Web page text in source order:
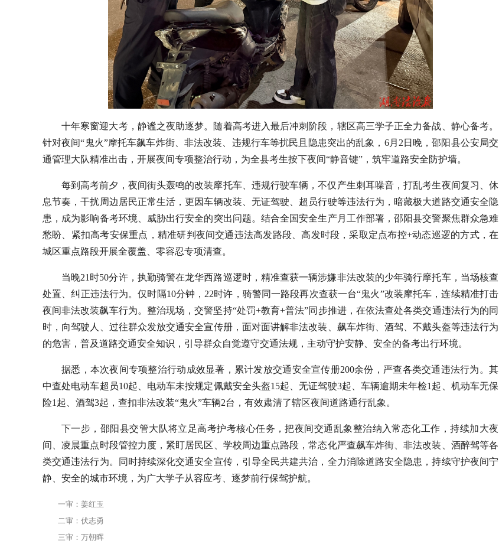
十年寒窗迎大考，静谧之夜助逐梦。随着高考进入最后冲刺阶段，辖区高三学子正全力备战、静心备考。
针对夜间“鬼火”摩托车飙车炸街、非法改装、违规行车等扰民且隐患突出的乱象，6月2日晚，邵阳县公安局交
通管理大队精准出击，开展夜间专项整治行动，为全县考生按下夜间“静音键”，筑牢道路安全防护墙。
每到高考前夕，夜间街头轰鸣的改装摩托车、违规行驶车辆，不仅产生刺耳噪音，打乱考生夜间复习、休
息节奏，干扰周边居民正常生活，更因车辆改装、无证驾驶、超员行驶等违法行为，暗藏极大道路交通安全隐
患，成为影响备考环境、威胁出行安全的突出问题。结合全国安全生产月工作部署，邵阳县交警聚焦群众急难
愁盼、紧扣高考安保重点，精准研判夜间交通违法高发路段、高发时段，采取定点布控+动态巡逻的方式，在
城区重点路段开展全覆盖、零容忍专项清查。
当晚21时50分许，执勤骑警在龙华西路巡逻时，精准查获一辆涉嫌非法改装的少年骑行摩托车，当场核查
处置、纠正违法行为。仅时隔10分钟，22时许，骑警同一路段再次查获一台“鬼火”改装摩托车，连续精准打击
夜间非法改装飙车行为。整治现场，交警坚持“处罚+教育+普法”同步推进，在依法查处各类交通违法行为的同
时，向驾驶人、过往群众发放交通安全宣传册，面对面讲解非法改装、飙车炸街、酒驾、不戴头盔等违法行为
的危害，普及道路交通安全知识，引导群众自觉遵守交通法规，主动守护安静、安全的备考出行环境。
据悉，本次夜间专项整治行动成效显著，累计发放交通安全宣传册200余份，严查各类交通违法行为。其
中查处电动车超员10起、电动车未按规定佩戴安全头盔15起、无证驾驶3起、车辆逾期未年检1起、机动车无保
险1起、酒驾3起，查扣非法改装“鬼火”车辆2台，有效肃清了辖区夜间道路通行乱象。
下一步，邵阳县交管大队将立足高考护考核心任务，把夜间交通乱象整治纳入常态化工作，持续加大夜
间、凌晨重点时段管控力度，紧盯居民区、学校周边重点路段，常态化严查飙车炸街、非法改装、酒醉驾等各
类交通违法行为。同时持续深化交通安全宣传，引导全民共建共治，全力消除道路安全隐患，持续守护夜间宁
静、安全的城市环境，为广大学子从容应考、逐梦前行保驾护航。
一审：姜红玉
二审：伏志勇
三审：万朝晖